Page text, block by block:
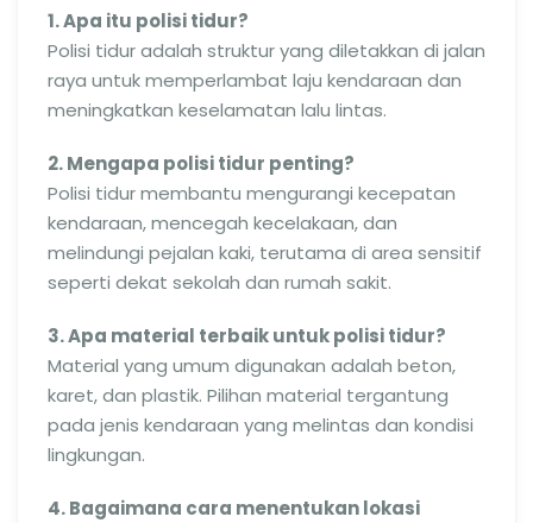
1. Apa itu polisi tidur?
Polisi tidur adalah struktur yang diletakkan di jalan
raya untuk memperlambat laju kendaraan dan
meningkatkan keselamatan lalu lintas.
2. Mengapa polisi tidur penting?
Polisi tidur membantu mengurangi kecepatan
kendaraan, mencegah kecelakaan, dan
melindungi pejalan kaki, terutama di area sensitif
seperti dekat sekolah dan rumah sakit.
3. Apa material terbaik untuk polisi tidur?
Material yang umum digunakan adalah beton,
karet, dan plastik. Pilihan material tergantung
pada jenis kendaraan yang melintas dan kondisi
lingkungan.
4. Bagaimana cara menentukan lokasi